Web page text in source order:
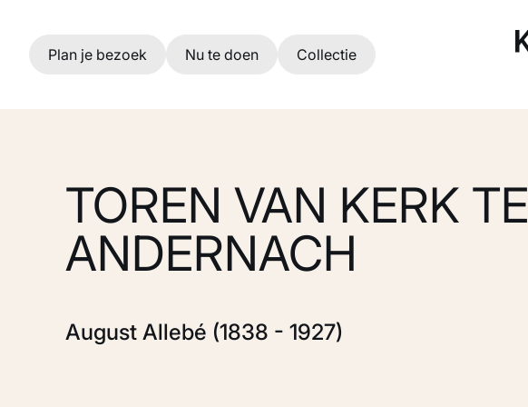
Ga naar hoofdinhoud
Plan je bezoek Nu te doen Collectie
TOREN VAN KERK TE
ANDERNACH
August Allebé (1838 - 1927)